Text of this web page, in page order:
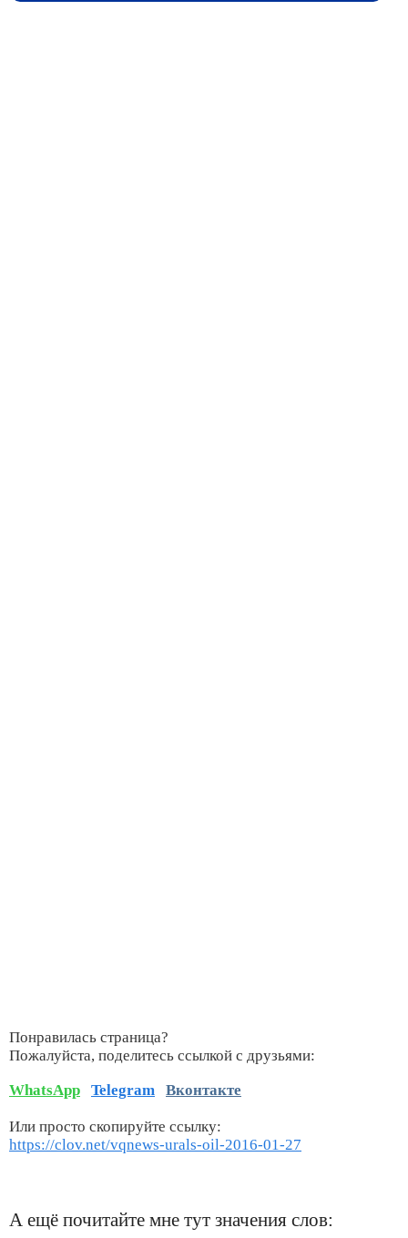
Понравилась страница?
Пожалуйста, поделитесь ссылкой с друзьями:
WhatsApp
Telegram Вконтакте
Или просто скопируйте ссылку:
https://clov.net/vqnews-urals-oil-2016-01-27
А ещё почитайте мне тут значения слов: